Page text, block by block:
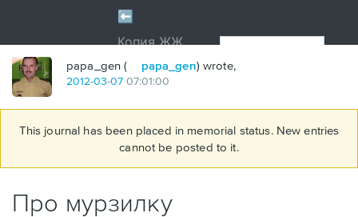
papa_gen ( papa_gen) wrote,
2012-03-07 07:01:00
This journal has been placed in memorial status. New entries
cannot be posted to it.
Про мурзилку